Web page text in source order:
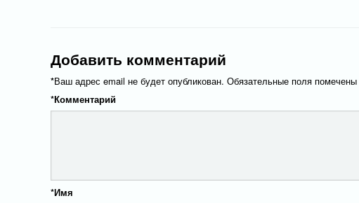
Добавить комментарий
Ваш адрес email не будет опубликован. Обязательные поля помечены
*
Комментарий
*
Имя
*